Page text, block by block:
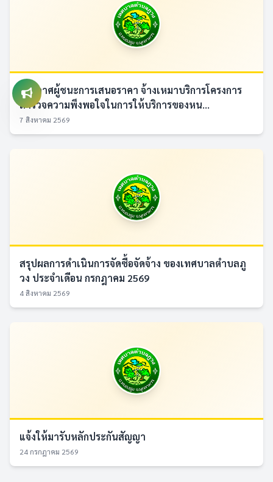
ประกาศผู้ชนะการเสนอราคา จ้างเหมาบริการโครงการ
สำรวจความพึงพอใจในการให้บริการของหน...
7 สิงหาคม 2569
สรุปผลการดำเนินการจัดซื้อจัดจ้าง ของเทศบาลตำบลภู
วง ประจำเดือน กรกฎาคม 2569
4 สิงหาคม 2569
แจ้งให้มารับหลักประกันสัญญา
24 กรกฎาคม 2569